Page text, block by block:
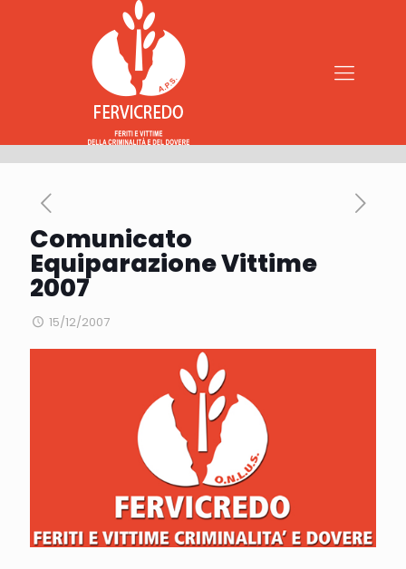
Comunicato
Equiparazione Vittime
2007
15/12/2007